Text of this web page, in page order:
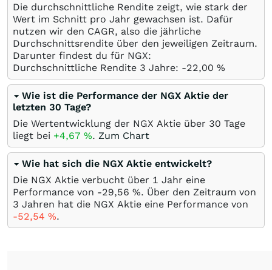
Die durchschnittliche Rendite zeigt, wie stark der
Wert im Schnitt pro Jahr gewachsen ist. Dafür
nutzen wir den CAGR, also die jährliche
Durchschnittsrendite über den jeweiligen Zeitraum.
Darunter findest du für NGX:
Durchschnittliche Rendite 3 Jahre: -22,00 %
Wie ist die Performance der NGX Aktie der
letzten 30 Tage?
Die Wertentwicklung der NGX Aktie über 30 Tage
liegt bei +4,67 %. Zum Chart
Wie hat sich die NGX Aktie entwickelt?
Die NGX Aktie verbucht über 1 Jahr eine
Performance von -29,56 %. Über den Zeitraum von
3 Jahren hat die NGX Aktie eine Performance von
-52,54 %.